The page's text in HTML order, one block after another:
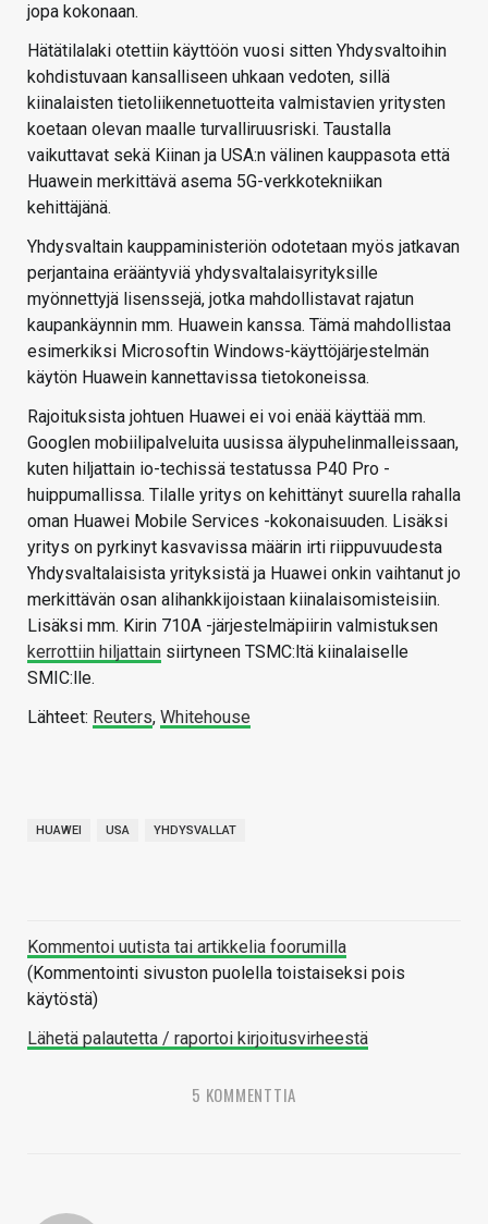
jopa kokonaan.
Hätätilalaki otettiin käyttöön vuosi sitten Yhdysvaltoihin
kohdistuvaan kansalliseen uhkaan vedoten, sillä
kiinalaisten tietoliikennetuotteita valmistavien yritysten
koetaan olevan maalle turvalliruusriski. Taustalla
vaikuttavat sekä Kiinan ja USA:n välinen kauppasota että
Huawein merkittävä asema 5G-verkkotekniikan
kehittäjänä.
Yhdysvaltain kauppaministeriön odotetaan myös jatkavan
perjantaina erääntyviä yhdysvaltalaisyrityksille
myönnettyjä lisenssejä, jotka mahdollistavat rajatun
kaupankäynnin mm. Huawein kanssa. Tämä mahdollistaa
esimerkiksi Microsoftin Windows-käyttöjärjestelmän
käytön Huawein kannettavissa tietokoneissa.
Rajoituksista johtuen Huawei ei voi enää käyttää mm.
Googlen mobiilipalveluita uusissa älypuhelinmalleissaan,
kuten hiljattain io-techissä testatussa P40 Pro -
huippumallissa. Tilalle yritys on kehittänyt suurella rahalla
oman Huawei Mobile Services -kokonaisuuden. Lisäksi
yritys on pyrkinyt kasvavissa määrin irti riippuvuudesta
Yhdysvaltalaisista yrityksistä ja Huawei onkin vaihtanut jo
merkittävän osan alihankkijoistaan kiinalaisomisteisiin.
Lisäksi mm. Kirin 710A -järjestelmäpiirin valmistuksen
kerrottiin hiljattain siirtyneen TSMC:ltä kiinalaiselle
SMIC:lle.
Lähteet: Reuters, Whitehouse
HUAWEI USA YHDYSVALLAT
Kommentoi uutista tai artikkelia foorumilla
(Kommentointi sivuston puolella toistaiseksi pois
käytöstä)
Lähetä palautetta / raportoi kirjoitusvirheestä
5 KOMMENTTIA